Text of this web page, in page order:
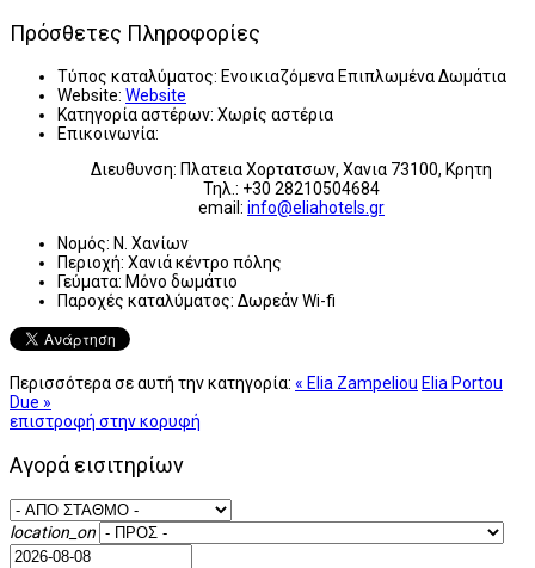
Πρόσθετες Πληροφορίες
Τύπος καταλύματος: Ενοικιαζόμενα Επιπλωμένα Δωμάτια
Website: Website
Κατηγορία αστέρων: Χωρίς αστέρια
Επικοινωνία:
Διευθυνση: Πλατεια Χορτατσων, Χανια 73100, Κρητη
Τηλ.: +30 28210504684
email: info@eliahotels.gr
Νομός: Ν. Χανίων
Περιοχή: Χανιά κέντρο πόλης
Γεύματα: Μόνο δωμάτιο
Παροχές καταλύματος: Δωρεάν Wi-fi
Περισσότερα σε αυτή την κατηγορία: « Elia Zampeliou Elia Portou
Due »
επιστροφή στην κορυφή
Αγορά εισιτηρίων
location_on